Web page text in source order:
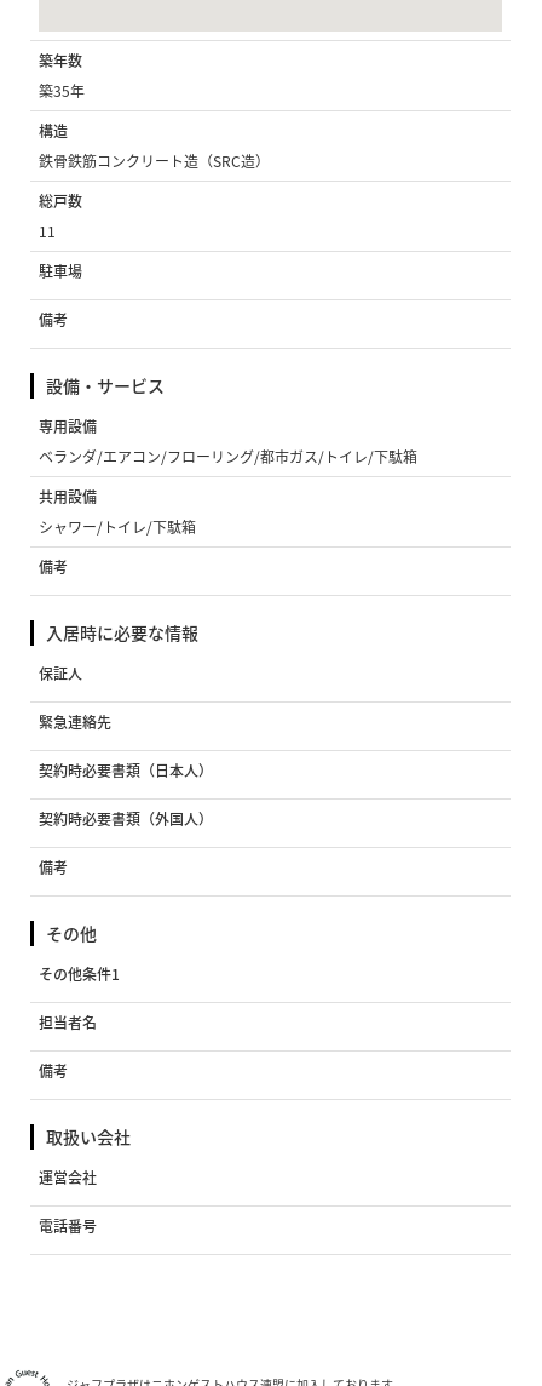
築年数
築35年
構造
鉄骨鉄筋コンクリート造（SRC造）
総戸数
11
駐車場
備考
設備・サービス
専用設備
ベランダ/エアコン/フローリング/都市ガス/トイレ/下駄箱
共用設備
シャワー/トイレ/下駄箱
備考
入居時に必要な情報
保証人
緊急連絡先
契約時必要書類（日本人）
契約時必要書類（外国人）
備考
その他
その他条件1
担当者名
備考
取扱い会社
運営会社
電話番号